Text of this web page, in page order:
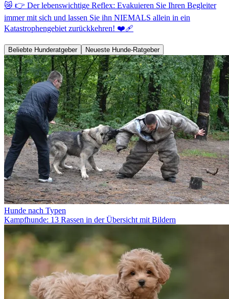
😿 👉 Der lebenswichtige Reflex: Evakuieren Sie Ihren Begleiter
immer mit sich und lassen Sie ihn NIEMALS allein in ein
Katastrophengebiet zurückkehren! ❤️‍🩹
Beliebte Hunderatgeber Neueste Hunde-Ratgeber
Hunde nach Typen
Kampfhunde: 13 Rassen in der Übersicht mit Bildern